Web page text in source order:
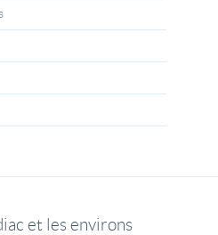
et les environs